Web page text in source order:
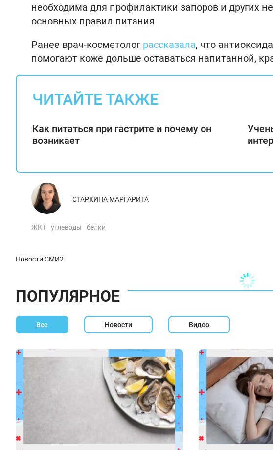
необходима для профилактики запоров и других
основных правил питания.
Ранее врач-косметолог рассказала, что
помогают коже дольше оставаться напитанной,
ЧИТАЙТЕ ТАКЖЕ
Как питаться при гастрите и почему он
возникает
СТАРКИНА МАРГАРИТА
ЖКТ углеводы белки
Новости СМИ2
ПОПУЛЯРНОЕ
Все Новости Видео